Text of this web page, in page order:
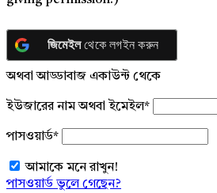
জিমেইলথেকে লগইন করুন
অথবা আড্ডাবাজ একাউন্ট থেকে
ইউজারের নাম অথবা ইমেইল*
পাসওয়ার্ড*
আমাকে মনে রাখুন!
পাসওয়ার্ড ভুলে গেছেন?